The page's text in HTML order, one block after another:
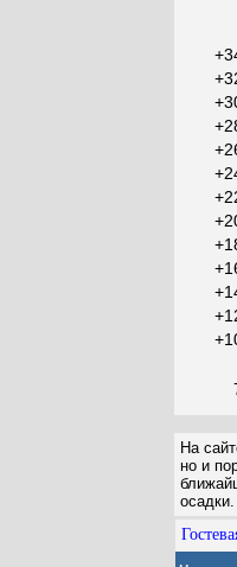
На
но и
осадки.